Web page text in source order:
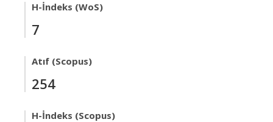
H-İndeks (WoS)
7
Atıf (Scopus)
254
H-İndeks (Scopus)